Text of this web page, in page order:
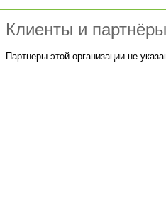
Клиенты и партнёры
Партнеры этой организации не